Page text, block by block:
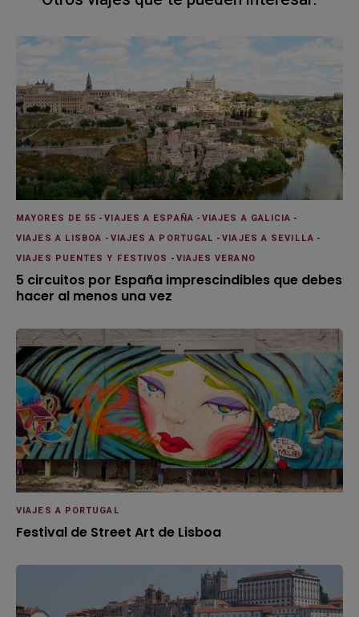
MAYORES DE 55 -VIAJES A ESPAÑA -VIAJES A GALICIA -
VIAJES A LISBOA -VIAJES A PORTUGAL -VIAJES A SEVILLA -
VIAJES PUENTES Y FESTIVOS -VIAJES VERANO
5 circuitos por España imprescindibles que debes
hacer al menos una vez
VIAJES A PORTUGAL
Festival de Street Art de Lisboa